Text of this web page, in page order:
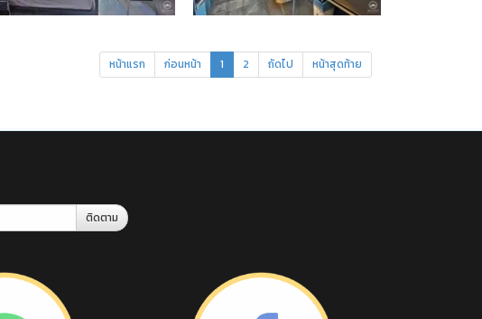
หน้าแรก ก่อนหน้า 1 2 ถัดไป หน้าสุดท้าย
ติดตาม